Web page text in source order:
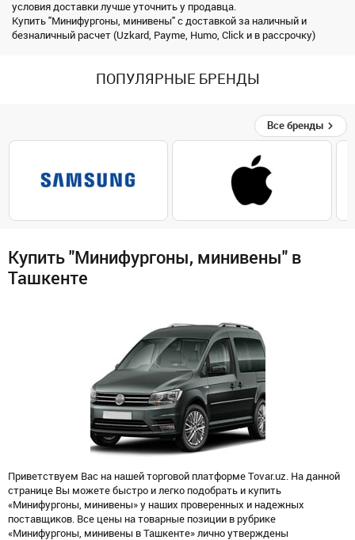
условия доставки лучше уточнить у продавца.
Купить "Минифургоны, минивены" с доставкой за наличный и
безналичный расчет (Uzkard, Payme, Humo, Click и в рассрочку)
ПОПУЛЯРНЫЕ БРЕНДЫ
Все бренды
Купить "Минифургоны, минивены" в
Ташкенте
Приветствуем Вас на нашей торговой платформе Tovar.uz. На данной
странице Вы можете быстро и легко подобрать и купить
«Минифургоны, минивены» у наших проверенных и надежных
поставщиков. Все цены на товарные позиции в рубрике
«Минифургоны, минивены в Ташкенте» лично утверждены